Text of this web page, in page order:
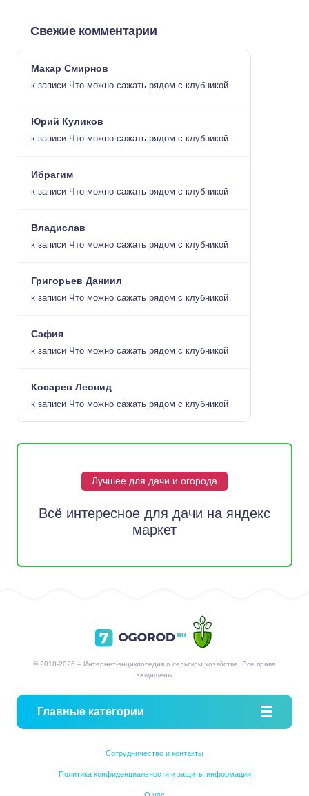
Свежие комментарии
Макар Смирнов
к записи Что можно сажать рядом с клубникой
Юрий Куликов
к записи Что можно сажать рядом с клубникой
Ибрагим
к записи Что можно сажать рядом с клубникой
Владислав
к записи Что можно сажать рядом с клубникой
Григорьев Даниил
к записи Что можно сажать рядом с клубникой
Сафия
к записи Что можно сажать рядом с клубникой
Косарев Леонид
к записи Что можно сажать рядом с клубникой
Лучшее для дачи и огорода
Всё интересное для дачи на яндекс
маркет
© 2018-2026 – Интернет-энциклопедия о сельском хозяйстве. Все права
защищены
Главные категории
Сотрудничество и контакты
Политика конфиденциальности и защиты информации